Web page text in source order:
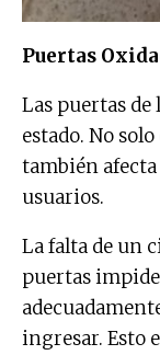
Puertas
Las puertas de
estado. No
también
usuarios.
La falta de un
puertas
ingresar. Esto